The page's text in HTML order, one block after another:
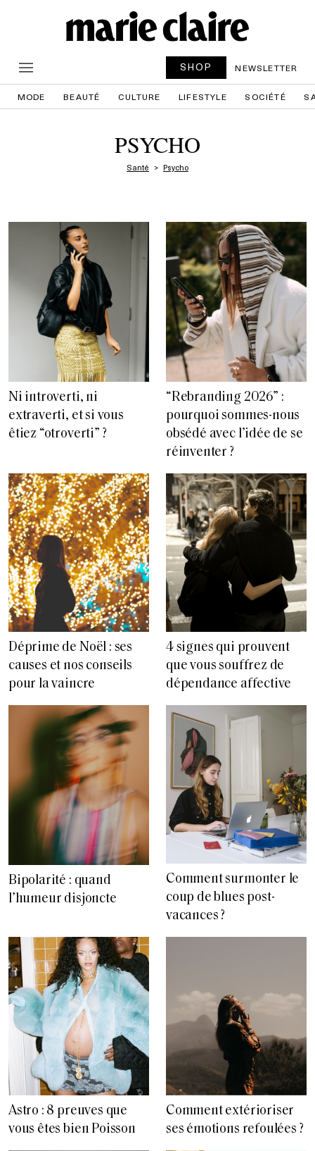
SHOP NEWSLETTER
MODE BEAUTÉ CULTURE LIFESTYLE SOCIÉTÉ
PSYCHO
Santé Psycho
Ni introverti, ni
extraverti, et si vous
êtiez “otroverti” ?
“Rebranding 2026” :
pourquoi sommes-nous
obsédé avec l’idée de se
réinventer ?
Déprime de Noël : ses
causes et nos conseils
pour la vaincre
4 signes qui prouvent
que vous souffrez de
dépendance affective
Bipolarité : quand
l’humeur disjoncte
Comment surmonter le
coup de blues post-
vacances ?
Astro : 8 preuves que
vous êtes bien Poisson
Comment extérioriser
ses émotions refoulées ?